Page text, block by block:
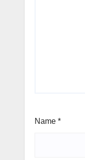
Name *